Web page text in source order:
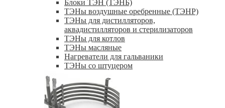
Блоки ТЭН (ТЭНБ)
ТЭНы воздушные оребренные (ТЭНР)
ТЭНы для дистилляторов,
аквадистилляторов и стерилизаторов
ТЭНы для котлов
ТЭНы масляные
Нагреватели для гальваники
ТЭНы со штуцером